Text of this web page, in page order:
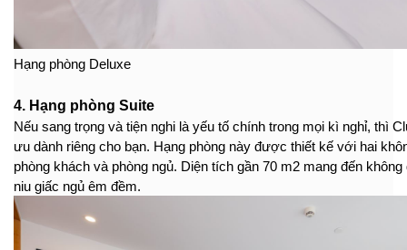
Hạng phòng Deluxe
4. Hạng phòng Suite
Nếu sang trọng và tiện nghi là yếu tố chính trong mọi kì nghỉ, thì
ưu dành riêng cho bạn. Hạng phòng này được thiết kế với hai
phòng khách và phòng ngủ. Diện tích gần 70 m2 mang đến
niu giấc ngủ êm đềm.